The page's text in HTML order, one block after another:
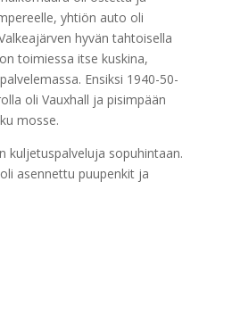
yhtiön auto oli
hyvän tahtoisella
toimiessa itse kuskina,
Ensiksi 1940-50-
oli Vauxhall ja pisimpään
mosse.
kuljetuspalveluja sopuhintaan.
asennettu puupenkit ja